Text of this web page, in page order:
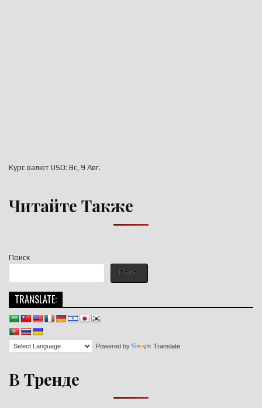
Поиск
Поиск
TRANSLATE:
Powered by Translate
В Тренде
Курс валют USD: Вс, 9 Авг.
Читайте Также